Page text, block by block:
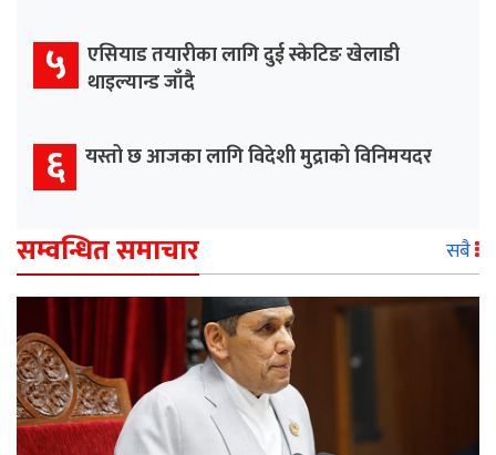
५
एसियाड तयारीका लागि दुई स्केटिङ खेलाडी
थाइल्यान्ड जाँदै
६ यस्तो छ आजका लागि विदेशी मुद्राको विनिमयदर
सम्वन्धित समाचार सबै